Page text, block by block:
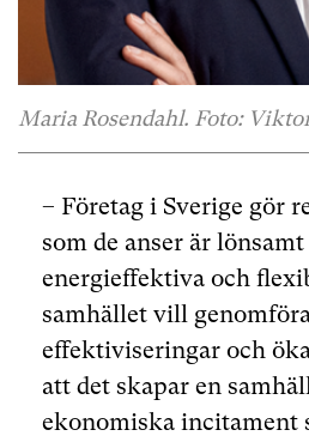
Maria Rosendahl. Foto:
– Företag i Sverige gör
som de anser är
energieffektiva och
samhället vill
effektiviseringar och
att det skapar en
ekonomiska incitament